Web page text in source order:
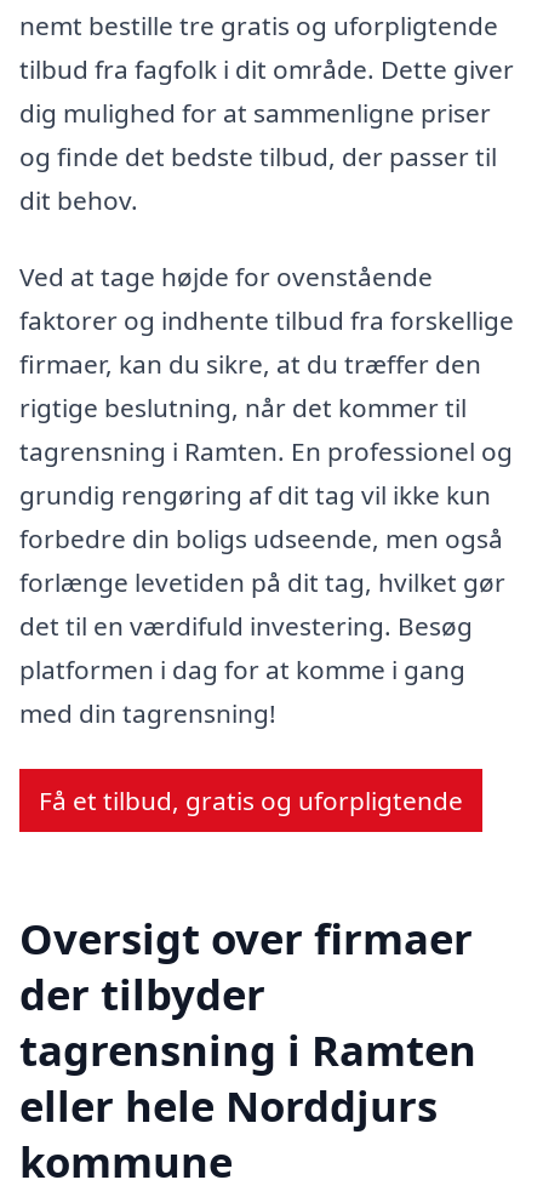
nemt bestille tre gratis og uforpligtende
tilbud fra fagfolk i dit område. Dette giver
dig mulighed for at sammenligne priser
og finde det bedste tilbud, der passer til
dit behov.
Ved at tage højde for ovenstående
faktorer og indhente tilbud fra forskellige
firmaer, kan du sikre, at du træffer den
rigtige beslutning, når det kommer til
tagrensning i Ramten. En professionel og
grundig rengøring af dit tag vil ikke kun
forbedre din boligs udseende, men også
forlænge levetiden på dit tag, hvilket gør
det til en værdifuld investering. Besøg
platformen i dag for at komme i gang
med din tagrensning!
Få et tilbud, gratis og uforpligtende
Oversigt over firmaer
der tilbyder
tagrensning i Ramten
eller hele Norddjurs
kommune